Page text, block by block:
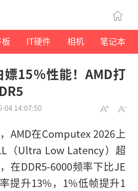
IT硬件 相机 笔记本
嫖15％性能！AMD打
04 14:07:50
AMD在Computex 2026上
（Ultra Low Latency）超
在DDR5-6000频率下比JE
提升13%，1%低帧提升1